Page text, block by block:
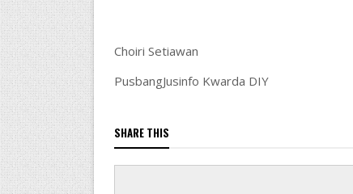
Choiri Setiawan
PusbangJusinfo Kwarda DIY
SHARE THIS